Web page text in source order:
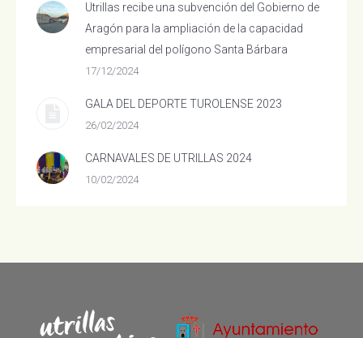
Utrillas recibe una subvención del Gobierno de
Aragón para la ampliación de la capacidad
empresarial del polígono Santa Bárbara
17/12/2024
GALA DEL DEPORTE TUROLENSE 2023
26/02/2024
CARNAVALES DE UTRILLAS 2024
10/02/2024